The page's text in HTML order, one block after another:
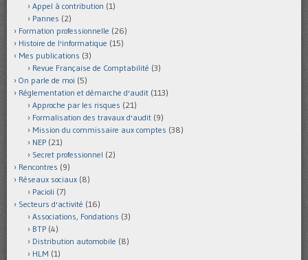
Appel à contribution (1)
Pannes (2)
Formation professionnelle (26)
Histoire de l'informatique (15)
Mes publications (3)
Revue Française de Comptabilité (3)
On parle de moi (5)
Réglementation et démarche d'audit (113)
Approche par les risques (21)
Formalisation des travaux d'audit (9)
Mission du commissaire aux comptes (38)
NEP (21)
Secret professionnel (2)
Rencontres (9)
Réseaux sociaux (8)
Pacioli (7)
Secteurs d'activité (16)
Associations, Fondations (3)
BTP (4)
Distribution automobile (8)
HLM (1)